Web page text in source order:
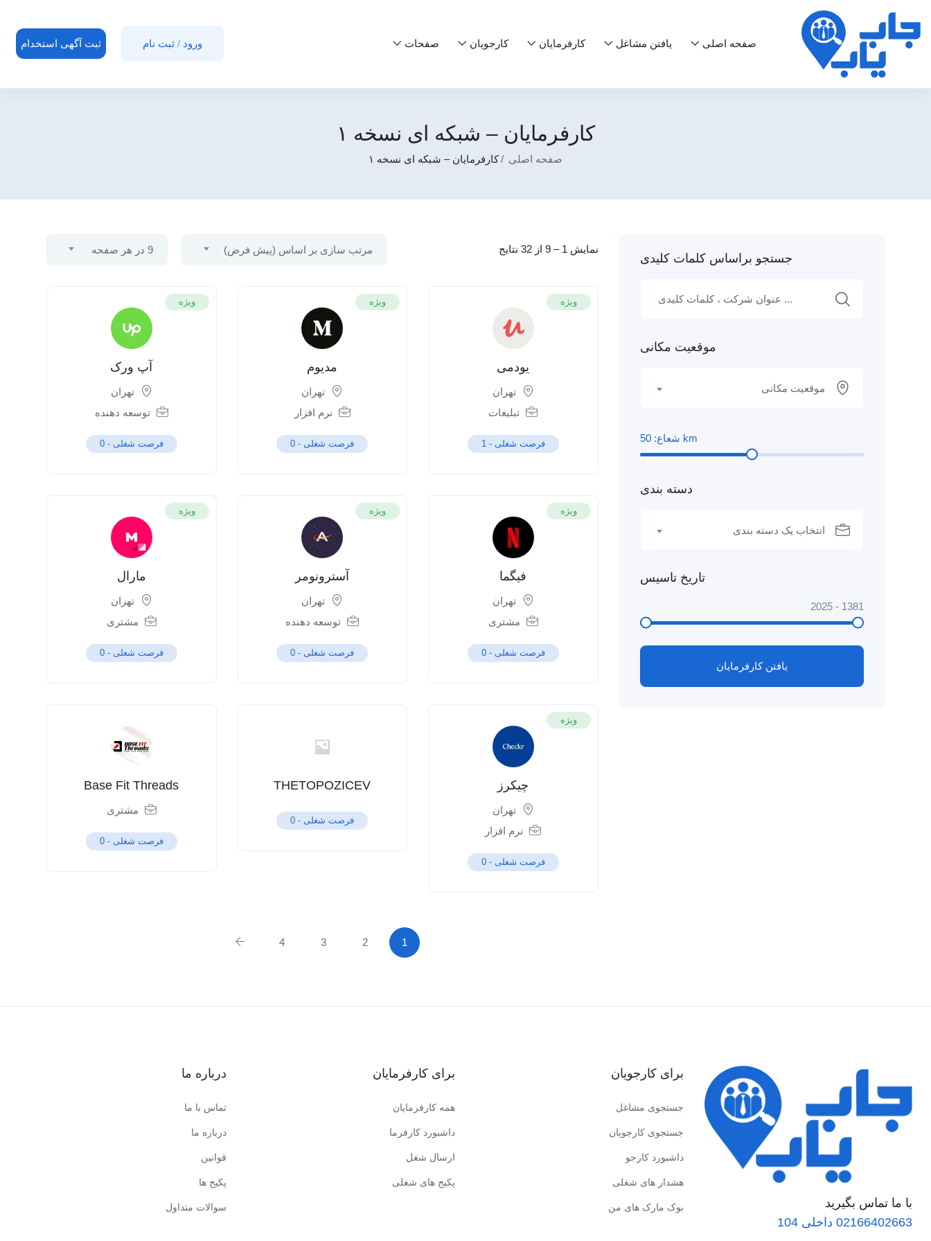
صفحه اصلی یافتن مشاغل کارفرمایان کارجویان صفحات ورود / ثبت نام ثبت آگهی استخدام
کارفرمایان – شبکه ای نسخه ۱
صفحه اصلی کارفرمایان – شبکه ای نسخه ۱
جستجو براساس کلمات کلیدی
موقعیت مکانی
موقعیت مکانی
شعاع:50 km
دسته بندی
انتخاب یک دسته بندی
تاریخ تاسیس
1381
-
2025
یافتن کارفرمایان
نمایش 1
–
9 از 32 نتایج مرتب سازی بر اساس (پیش فرض) 9 در هر صفحه
ویژه
یودمی
تهران
تبلیغات
فرصت شغلی - 1
ویژه
مدیوم
تهران
نرم افزار
فرصت شغلی - 0
ویژه
آپ ورک
تهران
توسعه دهنده
فرصت شغلی -0
ویژه
فیگما
تهران
مشتری
فرصت شغلی -0
ویژه
آسترونومر
تهران
توسعه دهنده
فرصت شغلی - 0
ویژه
مارال
تهران
مشتری
فرصت شغلی -0
ویژه
چیکرز
تهران
نرم افزار
فرصت شغلی -0
THETOPOZICEV
فرصت شغلی - 0
Base Fit Threads
مشتری
فرصت شغلی -0
1
2
3
4
با ما تماس بگیرید
02166402663 داخلی 104
برای کارجویان
جستجوی مشاغل
جستجوی کارجویان
داشبورد کارجو
هشدار های شغلی
بوک مارک های من
برای کارفرمایان
همه کارفرمایان
داشبورد کارفرما
ارسال شغل
پکیج های شغلی
درباره ما
تماس با ما
درباره ما
قوانین
پکیج ها
سوالات متداول